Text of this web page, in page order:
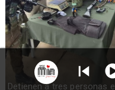
Detienen a tres personas e